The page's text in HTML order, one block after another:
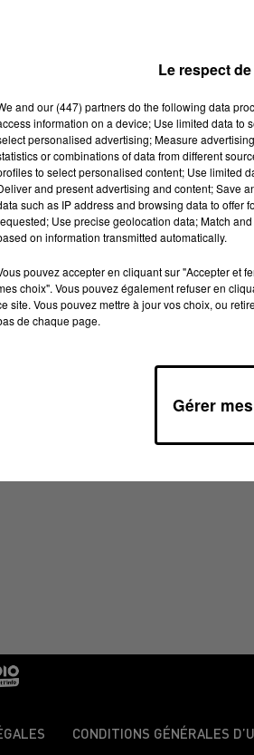
2025 À 10H40
CONDITIONS GÉNÉRALES
Le respect
and our (447) partnersdo the following data
information on a device; Use limited data to
personalised advertising; Measure
or combinations of data from different
to select personalised content; Use limited
and present advertising and content; Save
such as IP address and browsing data to offer
Use precise geolocation data; Match
on information transmitted automatically.
pouvez accepter en cliquant sur "Accepter et
choix". Vous pouvez également refuser en
site. Vous pouvez mettre à jour vos choix, ou
de chaque page.
Gérer